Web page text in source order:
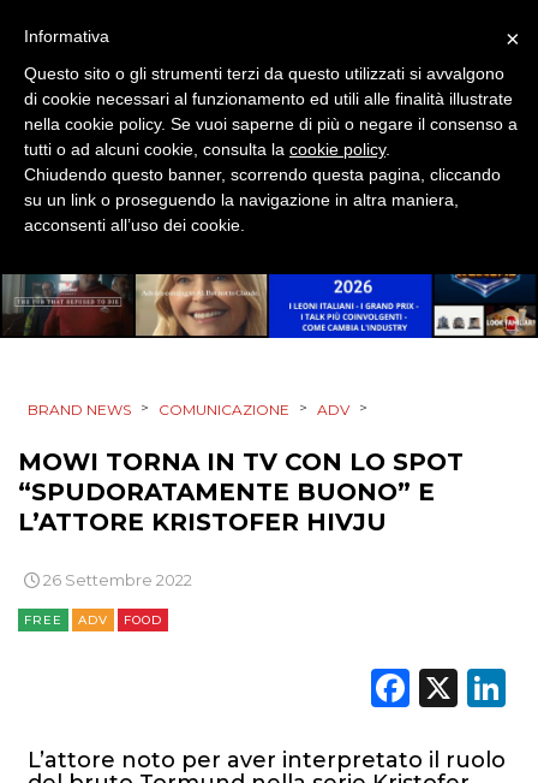
DATI
RICERCHE
PREVISIONI/SCENARI
NORMATIVE
CASE HISTORY
OPINIONI
BRAND NEWS > COMUNICAZIONE > ADV >
MOWI TORNA IN TV CON LO SPOT
“SPUDORATAMENTE BUONO” E
L’ATTORE KRISTOFER HIVJU
26 Settembre 2022
FREE ADV FOOD
X
L’attore noto per aver interpretato il ruolo
×
Informativa
Questo sito o gli strumenti terzi da questo utilizzati si avvalgono
di cookie necessari al funzionamento ed utili alle finalità illustrate
nella cookie policy. Se vuoi saperne di più o negare il consenso a
tutti o ad alcuni cookie, consulta la cookie policy.
Chiudendo questo banner, scorrendo questa pagina, cliccando
su un link o proseguendo la navigazione in altra maniera,
acconsenti all’uso dei cookie.